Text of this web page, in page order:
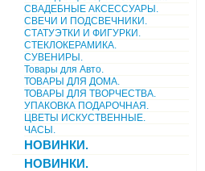
СВАДЕБНЫЕ АКСЕССУАРЫ.
СВЕЧИ И ПОДСВЕЧНИКИ.
СТАТУЭТКИ И ФИГУРКИ.
СТЕКЛОКЕРАМИКА.
СУВЕНИРЫ.
Товары для Авто.
ТОВАРЫ ДЛЯ ДОМА.
ТОВАРЫ ДЛЯ ТВОРЧЕСТВА.
УПАКОВКА ПОДАРОЧНАЯ.
ЦВЕТЫ ИСКУСТВЕННЫЕ.
ЧАСЫ.
НОВИНКИ.
НОВИНКИ.